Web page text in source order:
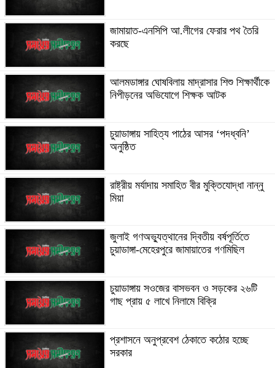
জামায়াত-এনসিপি আ.লীগের ফেরার পথ তৈরি
করছে
আলমডাঙ্গার ঘোষবিলায় মাদ্রাসার শিশু শিক্ষার্থীকে
নিপীড়নের অভিযোগে শিক্ষক আটক
চুয়াডাঙ্গায় সাহিত্য পাঠের আসর ‘পদধ্বনি’
অনুষ্ঠিত
রাষ্ট্রীয় মর্যাদায় সমাহিত বীর মুক্তিযোদ্ধা নান্নু
মিয়া
জুলাই গণঅভ্যুত্থানের দ্বিতীয় বর্ষপূর্তিতে
চুয়াডাঙ্গা-মেহেরপুরে জামায়াতের গণমিছিল
চুয়াডাঙ্গায় সওজের বাসভবন ও সড়কের ২৬টি
গাছ প্রায় ৫ লাখে নিলামে বিক্রি
প্রশাসনে অনুপ্রবেশ ঠেকাতে কঠোর হচ্ছে
সরকার